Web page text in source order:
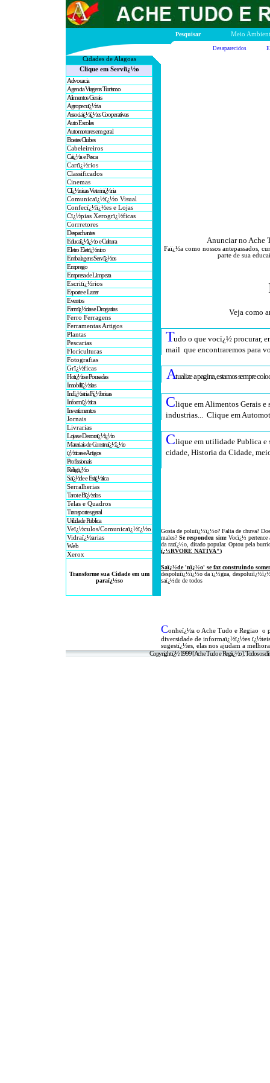
Pesquisar Meio
Desaparecidos
Cidades de Alagoas
Clique em Serviï¿½o
Advocacia
Agencia Viagens Turismo
Alimentos Gerais
Agropecuï¿½ria
Associaï¿½ï¿½es Cooperativas
Auto Escolas
Automotores em geral
Boates Clubes
Cabeleireiros
Caï¿½a e Pesca
Cartï¿½rios
Classificados
Cinemas
Clï¿½nicas Veterinï¿½ria
Comunicaï¿½ï¿½o Visual
Confecï¿½ï¿½es e Lojas
Cï¿½pias Xerogrï¿½ficas
Corrretores
Despachantes
Educaï¿½ï¿½o e Cultura
Eletro Eletrï¿½nico
Embalagens Serviï¿½os
Emprego
Empresa de Limpeza
Escritï¿½rios
Esporte e Lazer
Eventos
Farmï¿½cias e Drogarias
Ferro Ferragens
Ferramentas Artigos
Plantas
Pescarias
Floriculturas
Fotografias
Grï¿½ficas
Hotï¿½is e Pousadas
Imobiliï¿½rias
Indï¿½stria Fï¿½bricas
Informï¿½tica
Investimentos
Jornais
Livrarias
Lojas e Decoraï¿½ï¿½o
Materiais de Construï¿½ï¿½o
ï¿½ticas e Artigos
Profissionais
Religiï¿½o
Saï¿½de e Estï¿½tica
Serralherias
Tarot e Bï¿½zios
Telas e Quadros
Transportes geral
Utilidade Publica
Veï¿½culos/Comunicaï¿½ï¿½o
Vidraï¿½arias
Web
Xerox
Transforme sua Cidade em um
paraï¿½so
Anunciar no Ache
Faï¿½a como nossos antepassados,
parte de sua
Veja como
Tudo o que vocï¿½ procurar,
mail que encontraremos para
Atualize a pagina, estamos sempre
Clique em Alimentos Gerais e
industrias... Clique em
Clique em utilidade Publica
cidade, Historia da Cidade,
Gosta de poluiï¿½ï¿½o? Falta de chuva?
males? Se respondeu sim: Vocï¿½
da razï¿½o, ditado popular. Optou pela
ï¿½RVORE NATIVA")
Saï¿½de 'nï¿½o' se faz construindo
despoluiï¿½ï¿½o da ï¿½gua,
saï¿½de de todos
Conheï¿½a o Ache Tudo e Regiao o
diversidade de informaï¿½ï¿½es ï¿½teis
sugestï¿½es, elas nos ajudam a
Copyright ï¿½ 1999 [Ache Tudo e Regiï¿½o]. Todos os